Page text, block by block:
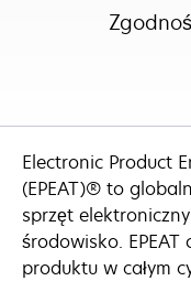
Electronic Product
(EPEAT)® to
sprzęt
środowisko.
produktu w całym